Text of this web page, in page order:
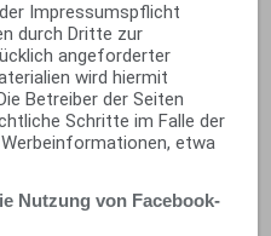
Impressumspflicht
durch Dritte zur
angeforderter
wird hiermit
Betreiber der Seiten
Schritte im Falle der
etwa
Nutzung von Facebook-